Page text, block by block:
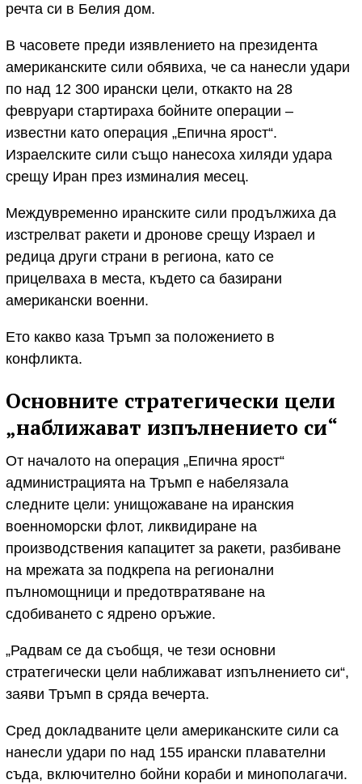
речта си в Белия дом.
В часовете преди изявлението на президента
американските сили обявиха, че са нанесли удари
по над 12 300 ирански цели, откакто на 28
февруари стартираха бойните операции –
известни като операция „Епична ярост“.
Израелските сили също нанесоха хиляди удара
срещу Иран през изминалия месец.
Междувременно иранските сили продължиха да
изстрелват ракети и дронове срещу Израел и
редица други страни в региона, като се
прицелваха в места, където са базирани
американски военни.
Ето какво каза Тръмп за положението в
конфликта.
Основните стратегически цели
„наближават изпълнението си“
От началото на операция „Епична ярост“
администрацията на Тръмп е набелязала
следните цели: унищожаване на иранския
военноморски флот, ликвидиране на
производствения капацитет за ракети, разбиване
на мрежата за подкрепа на регионални
пълномощници и предотвратяване на
сдобиването с ядрено оръжие.
„Радвам се да съобщя, че тези основни
стратегически цели наближават изпълнението си“,
заяви Тръмп в сряда вечерта.
Сред докладваните цели американските сили са
нанесли удари по над 155 ирански плавателни
съда, включително бойни кораби и минополагачи.